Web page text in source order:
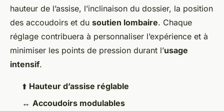
hauteur de l’assise, l’inclinaison du dossier, la position
des accoudoirs et du soutien lombaire. Chaque
réglage contribuera à personnaliser l’expérience et à
minimiser les points de pression durant l’usage
intensif.
⬆️ Hauteur d’assise réglable
↔️ Accoudoirs modulables